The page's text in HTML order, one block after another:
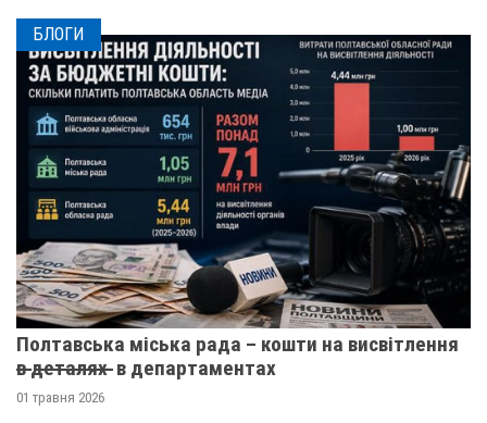
БЛОГИ
Полтавська міська рада – кошти на висвітлення
в̶ ̶д̶е̶т̶а̶л̶я̶х̶ ̶ в департаментах
01 травня 2026